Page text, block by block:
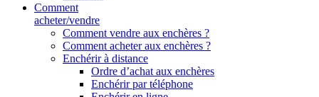
Comment
acheter/vendre
Comment vendre aux enchères ?
Comment acheter aux enchères ?
Enchérir à distance
Ordre d’achat aux enchères
Enchérir par téléphone